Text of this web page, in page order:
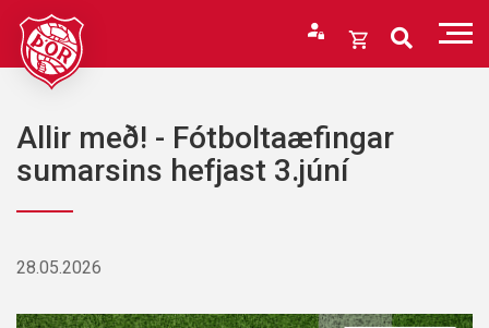
Fara
efni
Opna
Karfan þín
Karfan er tóm.
Allir með! - Fótboltaæfingar
sumarsins hefjast 3.júní
28.05.2026